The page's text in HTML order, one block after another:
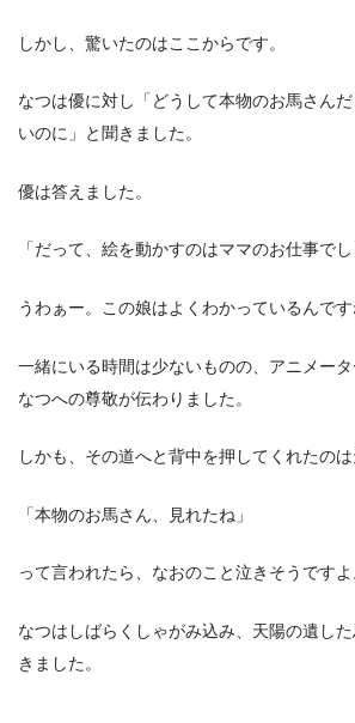
しかし、驚いたのはここからです。
なつは優に対し「どうして本物のお馬さん
いのに」と聞きました。
優は答えました。
「だって、絵を動かすのはママのお仕事でし
うわぁー。この娘はよくわかっているんです
一緒にいる時間は少ないものの、アニメー
なつへの尊敬が伝わりました。
しかも、その道へと背中を押してくれたのは
「本物のお馬さん、見れたね」
って言われたら、なおのこと泣きそうですよ
なつはしばらくしゃがみ込み、天陽の遺し
きました。